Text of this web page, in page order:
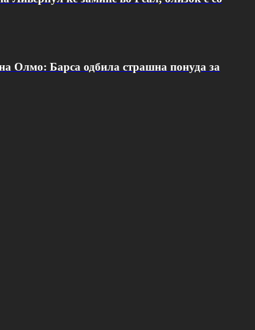
Олмо: Барса одбила страшна понуда за